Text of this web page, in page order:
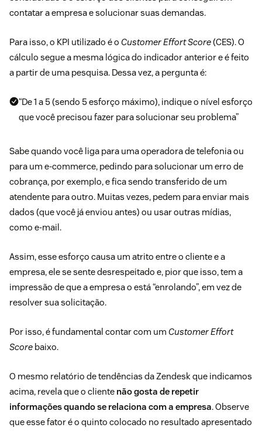
contatar a empresa e solucionar suas demandas.
Para isso, o KPI utilizado é o Customer Effort Score(CES). O
cálculo segue a mesma lógica do indicador anterior e é feito
a partir de uma pesquisa. Dessa vez, a pergunta é:
“De 1 a 5 (sendo 5 esforço máximo), indique o nível esforço
que você precisou fazer para solucionar seu problema”
Sabe quando você liga para uma operadora de telefonia ou
para um e-commerce, pedindo para solucionar um erro de
cobrança, por exemplo, e fica sendo transferido de um
atendente para outro. Muitas vezes, pedem para enviar mais
dados (que você já enviou antes) ou usar outras mídias,
como e-mail.
Assim, esse esforço causa um atrito entre o cliente e a
empresa, ele se sente desrespeitado e, pior que isso, tem a
impressão de que a empresa o está “enrolando”, em vez de
resolver sua solicitação.
Por isso, é fundamental contar com um Customer Effort
Score baixo.
O mesmo relatório de tendências da Zendesk que indicamos
acima, revela que o cliente não gosta de repetir
informações quando se relaciona com a empresa. Observe
que esse fator é o quinto colocado no resultado apresentado